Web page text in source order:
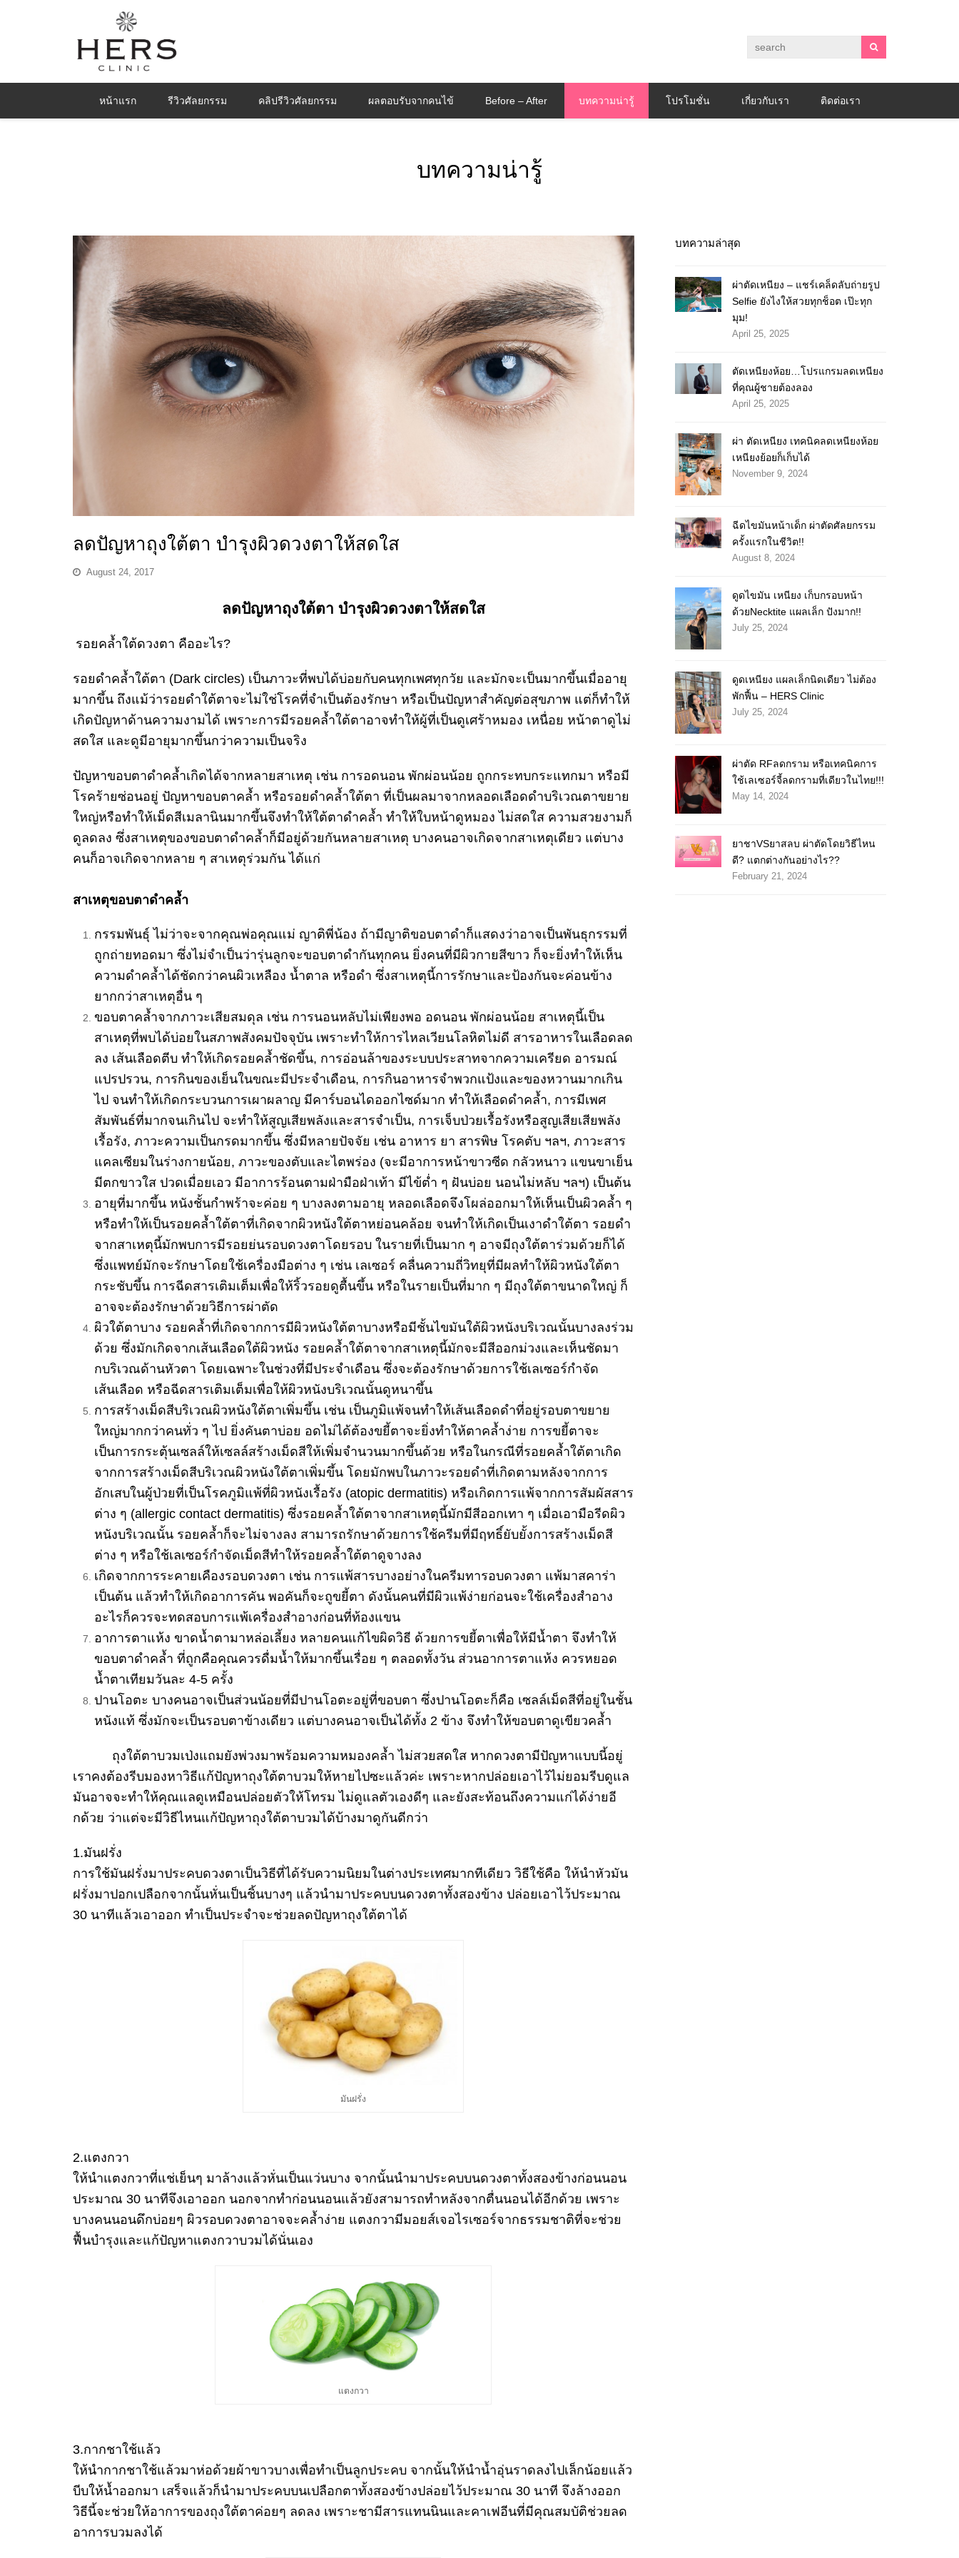
หน้าแรก รีวิวศัลยกรรม คลิปรีวิวศัลยกรรม ผลตอบรับจากคนไข้ Before – After บทความน่ารู้ โปรโมชั่น เกี่ยวกับเรา ติดต่อเรา
บทความน่ารู้
ลดปัญหาถุงใต้ตา บำรุงผิวดวงตาให้สดใส
August 24, 2017
ลดปัญหาถุงใต้ตา บำรุงผิวดวงตาให้สดใส
รอยคล้ำใต้ดวงตา คืออะไร?
รอยดำคล้ำใต้ตา (Dark circles) เป็นภาวะที่พบได้บ่อยกับคนทุกเพศทุกวัย และมักจะเป็นมากขึ้นเมื่ออายุ
มากขึ้น ถึงแม้ว่ารอยดำใต้ตาจะไม่ใช่โรคที่จำเป็นต้องรักษา หรือเป็นปัญหาสำคัญต่อสุขภาพ แต่ก็ทำให้
เกิดปัญหาด้านความงามได้ เพราะการมีรอยคล้ำใต้ตาอาจทำให้ผู้ที่เป็นดูเศร้าหมอง เหนื่อย หน้าตาดูไม่
สดใส และดูมีอายุมากขึ้นกว่าความเป็นจริง
ปัญหาขอบตาดำคล้ำเกิดได้จากหลายสาเหตุ เช่น การอดนอน พักผ่อนน้อย ถูกกระทบกระแทกมา หรือมี
โรคร้ายซ่อนอยู่ ปัญหาขอบตาคล้ำ หรือรอยดำคล้ำใต้ตา ที่เป็นผลมาจากหลอดเลือดดำบริเวณตาขยาย
ใหญ่หรือทำให้เม็ดสีเมลานินมากขึ้นจึงทำให้ใต้ตาดำคล้ำ ทำให้ใบหน้าดูหมอง ไม่สดใส ความสวยงามก็
ดูลดลง ซึ่งสาเหตุของขอบตาดำคล้ำก็มีอยู่ด้วยกันหลายสาเหตุ บางคนอาจเกิดจากสาเหตุเดียว แต่บาง
คนก็อาจเกิดจากหลาย ๆ สาเหตุร่วมกัน ได้แก่
สาเหตุขอบตาดำคล้ำ
กรรมพันธุ์ ไม่ว่าจะจากคุณพ่อคุณแม่ ญาติพี่น้อง ถ้ามีญาติขอบตาดำก็แสดงว่าอาจเป็นพันธุกรรมที่
ถูกถ่ายทอดมา ซึ่งไม่จำเป็นว่ารุ่นลูกจะขอบตาดำกันทุกคน ยิ่งคนที่มีผิวกายสีขาว ก็จะยิ่งทำให้เห็น
ความดำคล้ำได้ชัดกว่าคนผิวเหลือง น้ำตาล หรือดำ ซึ่งสาเหตุนี้การรักษาและป้องกันจะค่อนข้าง
ยากกว่าสาเหตุอื่น ๆ
ขอบตาคล้ำจากภาวะเสียสมดุล เช่น การนอนหลับไม่เพียงพอ อดนอน พักผ่อนน้อย สาเหตุนี้เป็น
สาเหตุที่พบได้บ่อยในสภาพสังคมปัจจุบัน เพราะทำให้การไหลเวียนโลหิตไม่ดี สารอาหารในเลือดลด
ลง เส้นเลือดตีบ ทำให้เกิดรอยคล้ำชัดขึ้น, การอ่อนล้าของระบบประสาทจากความเครียด อารมณ์
แปรปรวน, การกินของเย็นในขณะมีประจำเดือน, การกินอาหารจำพวกแป้งและของหวานมากเกิน
ไป จนทำให้เกิดกระบวนการเผาผลาญ มีคาร์บอนไดออกไซด์มาก ทำให้เลือดดำคล้ำ, การมีเพศ
สัมพันธ์ที่มากจนเกินไป จะทำให้สูญเสียพลังและสารจำเป็น, การเจ็บป่วยเรื้อรังหรือสูญเสียเสียพลัง
เรื้อรัง, ภาวะความเป็นกรดมากขึ้น ซึ่งมีหลายปัจจัย เช่น อาหาร ยา สารพิษ โรคตับ ฯลฯ, ภาวะสาร
แคลเซียมในร่างกายน้อย, ภาวะของตับและไตพร่อง (จะมีอาการหน้าขาวซีด กลัวหนาว แขนขาเย็น
มีตกขาวใส ปวดเมื่อยเอว มีอาการร้อนตามฝ่ามือฝ่าเท้า มีไข้ต่ำ ๆ ฝันบ่อย นอนไม่หลับ ฯลฯ) เป็นต้น
อายุที่มากขึ้น หนังชั้นกำพร้าจะค่อย ๆ บางลงตามอายุ หลอดเลือดจึงโผล่ออกมาให้เห็นเป็นผิวคล้ำ ๆ
หรือทำให้เป็นรอยคล้ำใต้ตาที่เกิดจากผิวหนังใต้ตาหย่อนคล้อย จนทำให้เกิดเป็นเงาดำใต้ตา รอยดำ
จากสาเหตุนี้มักพบการมีรอยย่นรอบดวงตาโดยรอบ ในรายที่เป็นมาก ๆ อาจมีถุงใต้ตาร่วมด้วยก็ได้
ซึ่งแพทย์มักจะรักษาโดยใช้เครื่องมือต่าง ๆ เช่น เลเซอร์ คลื่นความถี่วิทยุที่มีผลทำให้ผิวหนังใต้ตา
กระชับขึ้น การฉีดสารเติมเต็มเพื่อให้ริ้วรอยดูตื้นขึ้น หรือในรายเป็นที่มาก ๆ มีถุงใต้ตาขนาดใหญ่ ก็
อาจจะต้องรักษาด้วยวิธีการผ่าตัด
ผิวใต้ตาบาง รอยคล้ำที่เกิดจากการมีผิวหนังใต้ตาบางหรือมีชั้นไขมันใต้ผิวหนังบริเวณนั้นบางลงร่วม
ด้วย ซึ่งมักเกิดจากเส้นเลือดใต้ผิวหนัง รอยคล้ำใต้ตาจากสาเหตุนี้มักจะมีสีออกม่วงและเห็นชัดมา
กบริเวณด้านหัวตา โดยเฉพาะในช่วงที่มีประจำเดือน ซึ่งจะต้องรักษาด้วยการใช้เลเซอร์กำจัด
เส้นเลือด หรือฉีดสารเติมเต็มเพื่อให้ผิวหนังบริเวณนั้นดูหนาขึ้น
การสร้างเม็ดสีบริเวณผิวหนังใต้ตาเพิ่มขึ้น เช่น เป็นภูมิแพ้จนทำให้เส้นเลือดดำที่อยู่รอบตาขยาย
ใหญ่มากกว่าคนทั่ว ๆ ไป ยิ่งคันตาบ่อย อดไม่ได้ต้องขยี้ตาจะยิ่งทำให้ตาคล้ำง่าย การขยี้ตาจะ
เป็นการกระตุ้นเซลล์ให้เซลล์สร้างเม็ดสีให้เพิ่มจำนวนมากขึ้นด้วย หรือในกรณีที่รอยคล้ำใต้ตาเกิด
จากการสร้างเม็ดสีบริเวณผิวหนังใต้ตาเพิ่มขึ้น โดยมักพบในภาวะรอยดำที่เกิดตามหลังจากการ
อักเสบในผู้ป่วยที่เป็นโรคภูมิแพ้ที่ผิวหนังเรื้อรัง (atopic dermatitis) หรือเกิดการแพ้จากการสัมผัสสาร
ต่าง ๆ (allergic contact dermatitis) ซึ่งรอยคล้ำใต้ตาจากสาเหตุนี้มักมีสีออกเทา ๆ เมื่อเอามือรีดผิว
หนังบริเวณนั้น รอยคล้ำก็จะไม่จางลง สามารถรักษาด้วยการใช้ครีมที่มีฤทธิ์ยับยั้งการสร้างเม็ดสี
ต่าง ๆ หรือใช้เลเซอร์กำจัดเม็ดสีทำให้รอยคล้ำใต้ตาดูจางลง
เกิดจากการระคายเคืองรอบดวงตา เช่น การแพ้สารบางอย่างในครีมทารอบดวงตา แพ้มาสคาร่า
เป็นต้น แล้วทำให้เกิดอาการคัน พอคันก็จะถูขยี้ตา ดังนั้นคนที่มีผิวแพ้ง่ายก่อนจะใช้เครื่องสำอาง
อะไรก็ควรจะทดสอบการแพ้เครื่องสำอางก่อนที่ท้องแขน
อาการตาแห้ง ขาดน้ำตามาหล่อเลี้ยง หลายคนแก้ไขผิดวิธี ด้วยการขยี้ตาเพื่อให้มีน้ำตา จึงทำให้
ขอบตาดำคล้ำ ที่ถูกคือคุณควรดื่มน้ำให้มากขึ้นเรื่อย ๆ ตลอดทั้งวัน ส่วนอาการตาแห้ง ควรหยอด
น้ำตาเทียมวันละ 4-5 ครั้ง
ปานโอตะ บางคนอาจเป็นส่วนน้อยที่มีปานโอตะอยู่ที่ขอบตา ซึ่งปานโอตะก็คือ เซลล์เม็ดสีที่อยู่ในชั้น
หนังแท้ ซึ่งมักจะเป็นรอบตาข้างเดียว แต่บางคนอาจเป็นได้ทั้ง 2 ข้าง จึงทำให้ขอบตาดูเขียวคล้ำ
ถุงใต้ตาบวมเป่งแถมยังพ่วงมาพร้อมความหมองคล้ำ ไม่สวยสดใส หากดวงตามีปัญหาแบบนี้อยู่
เราคงต้องรีบมองหาวิธีแก้ปัญหาถุงใต้ตาบวมให้หายไปซะแล้วค่ะ เพราะหากปล่อยเอาไว้ไม่ยอมรีบดูแล
มันอาจจะทำให้คุณแลดูเหมือนปล่อยตัวให้โทรม ไม่ดูแลตัวเองดีๆ และยังสะท้อนถึงความแก่ได้ง่ายอี
กด้วย ว่าแต่จะมีวิธีไหนแก้ปัญหาถุงใต้ตาบวมได้บ้างมาดูกันดีกว่า
1.มันฝรั่ง
การใช้มันฝรั่งมาประคบดวงตาเป็นวิธีที่ได้รับความนิยมในต่างประเทศมากทีเดียว วิธีใช้คือ ให้นำหัวมัน
ฝรั่งมาปอกเปลือกจากนั้นหั่นเป็นชิ้นบางๆ แล้วนำมาประคบบนดวงตาทั้งสองข้าง ปล่อยเอาไว้ประมาณ
30 นาทีแล้วเอาออก ทำเป็นประจำจะช่วยลดปัญหาถุงใต้ตาได้
มันฝรั่ง
2.แตงกวา
ให้นำแตงกวาที่แช่เย็นๆ มาล้างแล้วหั่นเป็นแว่นบาง จากนั้นนำมาประคบบนดวงตาทั้งสองข้างก่อนนอน
ประมาณ 30 นาทีจึงเอาออก นอกจากทำก่อนนอนแล้วยังสามารถทำหลังจากตื่นนอนได้อีกด้วย เพราะ
บางคนนอนดึกบ่อยๆ ผิวรอบดวงตาอาจจะคล้ำง่าย แตงกวามีมอยส์เจอไรเซอร์จากธรรมชาติที่จะช่วย
ฟื้นบำรุงและแก้ปัญหาแตงกวาบวมได้นั่นเอง
แตงกวา
3.กากชาใช้แล้ว
ให้นำกากชาใช้แล้วมาห่อด้วยผ้าขาวบางเพื่อทำเป็นลูกประคบ จากนั้นให้นำน้ำอุ่นราดลงไปเล็กน้อยแล้ว
บีบให้น้ำออกมา เสร็จแล้วก็นำมาประคบบนเปลือกตาทั้งสองข้างปล่อยไว้ประมาณ 30 นาที จึงล้างออก
วิธีนี้จะช่วยให้อาการของถุงใต้ตาค่อยๆ ลดลง เพราะชามีสารแทนนินและคาเฟอีนที่มีคุณสมบัติช่วยลด
อาการบวมลงได้
บทความล่าสุด
ผ่าตัดเหนียง – แชร์เคล็ดลับถ่ายรูป
Selfie ยังไงให้สวยทุกช็อต เป๊ะทุก
มุม!
April 25, 2025
ตัดเหนียงห้อย…โปรแกรมลดเหนียง
ที่คุณผู้ชายต้องลอง
April 25, 2025
ผ่า ตัดเหนียง เทคนิคลดเหนียงห้อย
เหนียงย้อยก็เก็บได้
November 9, 2024
ฉีดไขมันหน้าเด็ก ผ่าตัดศัลยกรรม
ครั้งแรกในชีวิต!!
August 8, 2024
ดูดไขมัน เหนียง เก็บกรอบหน้า
ด้วยNecktite แผลเล็ก ปังมาก!!
July 25, 2024
ดูดเหนียง แผลเล็กนิดเดียว ไม่ต้อง
พักฟื้น – HERS Clinic
July 25, 2024
ผ่าตัด RFลดกราม หรือเทคนิคการ
ใช้เลเซอร์จี้ลดกรามที่เดียวในไทย!!!
May 14, 2024
ยาชาVSยาสลบ ผ่าตัดโดยวิธีไหน
ดี? แตกต่างกันอย่างไร??
February 21, 2024